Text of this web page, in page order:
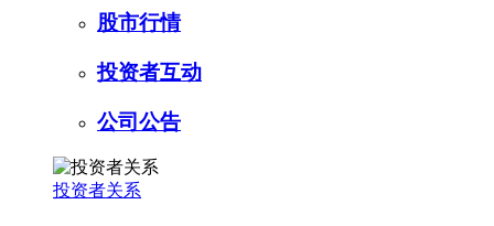
股市行情
投资者互动
公司公告
投资者关系